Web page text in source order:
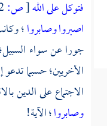
فتوكل على الله[ص:
اصبروا وصابروا؛
جورا عن سواء
الأخريين؛ حسبما
الاجتماع على الدين
وصابروا؛ الآية!